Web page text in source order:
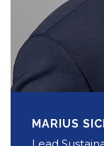
MARIUS